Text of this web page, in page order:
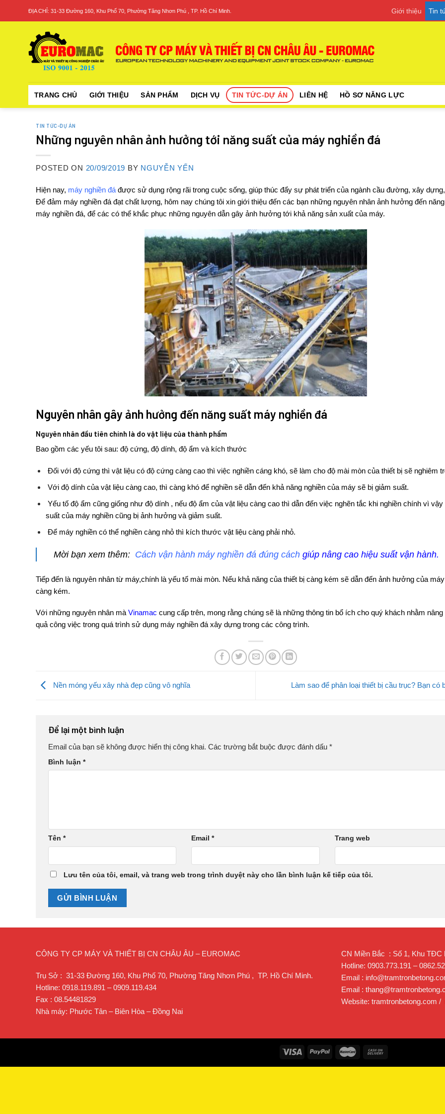
ĐỊA CHỈ: 31-33 Đường 160, Khu Phố 70, Phường Tăng Nhơn Phú , TP. Hồ Chí Minh. Giới thiệu Tin
TRANG CHỦ GIỚI THIỆU SẢN PHẨM DỊCH VỤ TIN TỨC-DỰ ÁN LIÊN HỆ HỒ SƠ NĂNG LỰC
TIN TỨC-DỰ ÁN
Những nguyên nhân ảnh hưởng tới năng suất của máy nghiền đá
POSTED ON 20/09/2019 BY NGUYỄN YẾN
Hiện nay, máy nghiền đá được sử dụng rộng rãi trong cuộc sống, giúp thúc đẩy sự phát triển của ngành cầu đường, xây
Để đảm máy nghiền đá đạt chất lượng, hôm nay chúng tôi xin giới thiệu đến các bạn những nguyên nhân ảnh hưởng đến
máy nghiền đá, để các có thể khắc phục những nguyên dẫn gây ảnh hưởng tới khả năng sản xuất của máy.
Nguyên nhân gây ảnh hưởng đến năng suất máy nghiền đá
Nguyên nhân đầu tiên chính là do vật liệu của thành phẩm
Bao gồm các yếu tôi sau: độ cứng, độ dính, độ ẩm và kích thước
Đối với độ cứng thì vật liệu có độ cứng càng cao thì việc nghiền cáng khó, sẽ làm cho độ mài mòn của thiết bị sẽ nghiêm
Với độ dính của vật liệu càng cao, thì càng khó để nghiền sẽ dẫn đến khả năng nghiền của máy sẽ bị giảm suất.
Yếu tố độ ẩm cũng giống như độ dính , nếu độ ẩm của vật liệu càng cao thì dẫn đến việc nghẽn tắc khi nghiền chính vì vậy
suất của máy nghiền cũng bị ảnh hưởng và giảm suất.
Để máy nghiền có thể nghiền càng nhỏ thì kích thước vật liệu càng phải nhỏ.
Mời bạn xem thêm: Cách vận hành máy nghiền đá đúng cáchgiúp nâng cao hiệu suất vận hành.
Tiếp đến là nguyên nhân từ máy,chính là yếu tố mài mòn. Nếu khả năng của thiết bị càng kém sẽ dẫn đến ảnh hưởng của
càng kém.
Với những nguyên nhân mà Vinamac cung cấp trên, mong rằng chúng sẽ là những thông tin bổ ích cho quý khách nhằm nâng
quả công việc trong quá trình sử dụng máy nghiền đá xây dựng trong các công trình.
Nền móng yếu xây nhà đẹp cũng vô nghĩa Làm sao để phân loại thiết bị cầu trục? Bạn có
Để lại một bình luận
Email của bạn sẽ không được hiển thị công khai. Các trường bắt buộc được đánh dấu *
Bình luận *
Tên * Email* Trang web
Lưu tên của tôi, email, và trang web trong trình duyệt này cho lần bình luận kế tiếp của tôi.
CÔNG TY CP MÁY VÀ THIẾT BỊ CN CHÂU ÂU – EUROMAC
Trụ Sở : 31-33 Đường 160, Khu Phố 70, Phường Tăng Nhơn Phú , TP. Hồ Chí Minh.
Hotline: 0918.119.891 – 0909.119.434
Fax : 08.54481829
Nhà máy: Phước Tân – Biên Hòa – Đồng Nai
CN Miền Bắc : Số 1, Khu TĐC
Hotline: 0903.773.191 –
Email :
Email :
Website: tramtronbetong.com